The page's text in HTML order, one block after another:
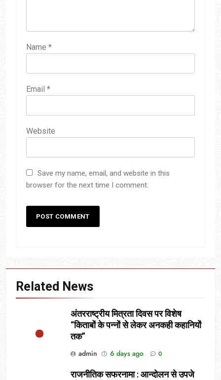
Name *
Email *
Website
Save my name, email, and website in this
browser for the next time I comment.
Related News
अंतरराष्ट्रीय मित्रता दिवस पर विशेष
“किताबों के पन्नों से लेकर अनकही कहानियों
तक”
admin
6 days ago 0
राजनीतिक सफरनामा : आन्दोलन से उपजे